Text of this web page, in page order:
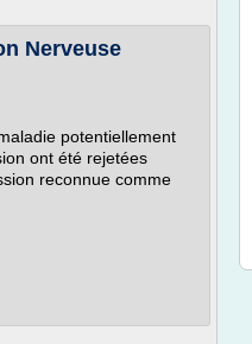
Nerveuse
potentiellement
ont été rejetées
reconnue comme